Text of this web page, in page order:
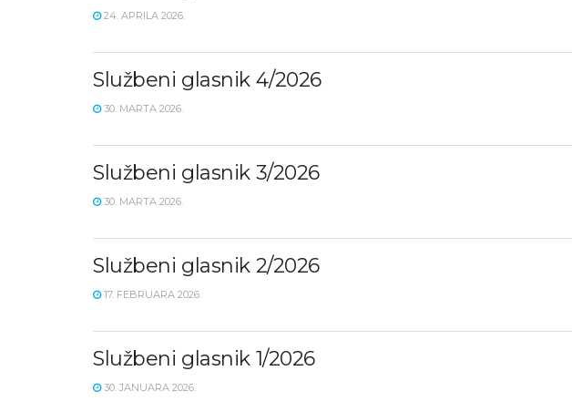
24. APRILA 2026.
Službeni glasnik 4/2026
30. MARTA 2026.
Službeni glasnik 3/2026
30. MARTA 2026.
Službeni glasnik 2/2026
17. FEBRUARA 2026.
Službeni glasnik 1/2026
30. JANUARA 2026.